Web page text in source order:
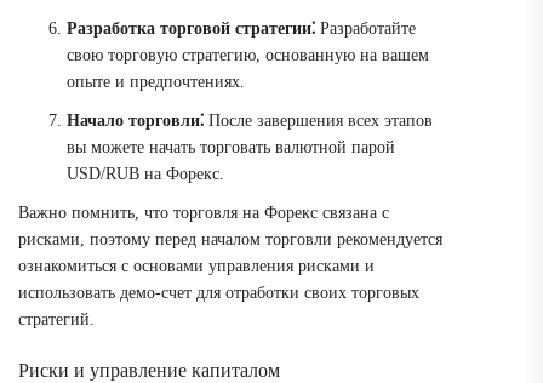
Разработка торговой стратегии⁚ Разработайте
свою торговую стратегию, основанную на вашем
опыте и предпочтениях.
Начало торговли⁚ После завершения всех этапов
вы можете начать торговать валютной парой
USD/RUB на Форекс.
Важно помнить, что торговля на Форекс связана с
рисками, поэтому перед началом торговли рекомендуется
ознакомиться с основами управления рисками и
использовать демо-счет для отработки своих торговых
стратегий.
Риски и управление капиталом